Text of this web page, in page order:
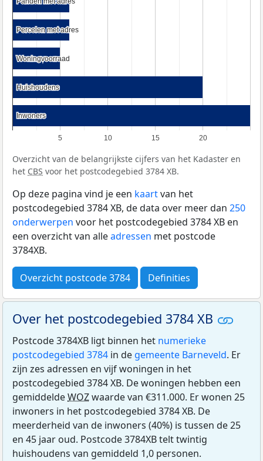
5 10 15 20
Percelen met adres
Percelen met adres
Woningvoorraad
Woningvoorraad
Huishoudens
Huishoudens
Inwoners
Inwoners
Overzicht van de belangrijkste cijfers van het Kadaster en
het CBS voor het postcodegebied 3784 XB.
Op deze pagina vind je een kaartvan het
postcodegebied 3784 XB, de data over meer dan 250
onderwerpen voor het postcodegebied 3784 XB en
een overzicht van alleadressen met postcode
3784XB.
Overzicht postcode 3784 Definities
Over het postcodegebied 3784 XB
Postcode 3784XB ligt binnen het numerieke
postcodegebied 3784 in de gemeente Barneveld. Er
zijn zes adressen en vijf woningen in het
postcodegebied 3784 XB. De woningen hebben een
gemiddeldeWOZwaarde van €311.000. Er wonen 25
inwoners in het postcodegebied 3784 XB. De
meerderheid van de inwoners (40%) is tussen de 25
en 45 jaar oud. Postcode 3784XB telt twintig
huishoudens van gemiddeld 1,0 personen.